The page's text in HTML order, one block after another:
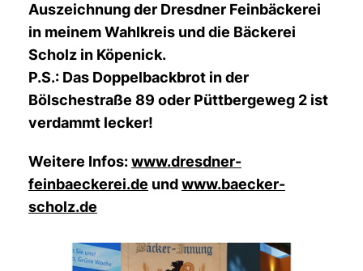
Auszeichnung der Dresdner Feinbäckerei
in meinem Wahlkreis und die Bäckerei
Scholz in Köpenick.
P.S.: Das Doppelbackbrot in der
Bölschestraße 89 oder Püttbergeweg 2 ist
verdammt lecker!
Weitere Infos:www.dresdner-
feinbaeckerei.de undwww.baecker-
scholz.de